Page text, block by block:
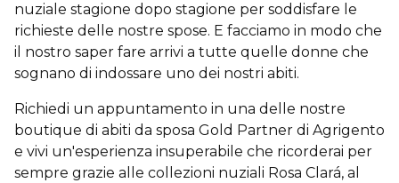
nuziale stagione dopo stagione per soddisfare le
richieste delle nostre spose. E facciamo in modo che
il nostro saper fare arrivi a tutte quelle donne che
sognano di indossare uno dei nostri abiti.
Richiedi un appuntamento in una delle nostre
boutique di abiti da sposa Gold Partner di Agrigento
e vivi un'esperienza insuperabile che ricorderai per
sempre grazie alle collezioni nuziali Rosa Clará, al